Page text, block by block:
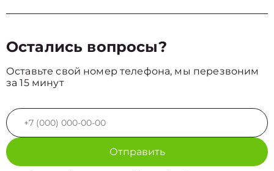
Остались вопросы?
Оставьте свой номер телефона, мы перезвоним
за 15 минут
Отправить